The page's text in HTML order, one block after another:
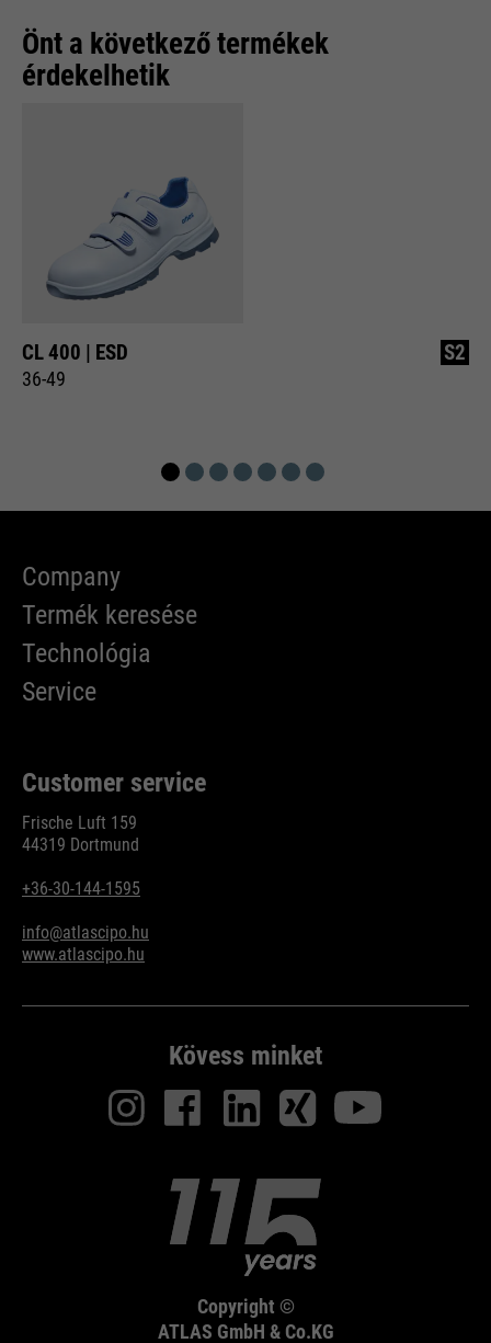
Önt a következő termékek
érdekelhetik
CL 400 | ESD
36-49
S2
Company
Termék keresése
Technológia
Service
Customer service
Frische Luft 159
44319 Dortmund
+36-30-144-1595
info@atlascipo.hu
www.atlascipo.hu
Kövess minket
Copyright ©
ATLAS GmbH & Co.KG